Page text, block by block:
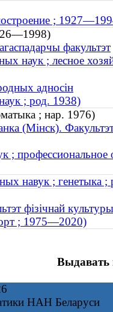
;
факультэт
наук ; лесное
адносін
; род. 1938)
; нар. 1976)
(Мінск).
; профессиональное
навук ; генетыка ;
фізічнай
; 1975—2020)
Выдавать
НАН Беларуси